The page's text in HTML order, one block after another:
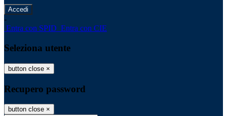
-
Entra con SPID Entra con CIE
Seleziona utente
button close ×
Recupero password
button close ×